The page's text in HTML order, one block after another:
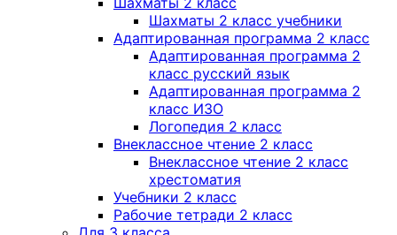
Шахматы 2 класс учебники
Адаптированная программа 2 класс
Адаптированная программа 2
класс русский язык
Адаптированная программа 2
класс ИЗО
Логопедия 2 класс
Внеклассное чтение 2 класс
Внеклассное чтение 2 класс
хрестоматия
Учебники 2 класс
Рабочие тетради 2 класс